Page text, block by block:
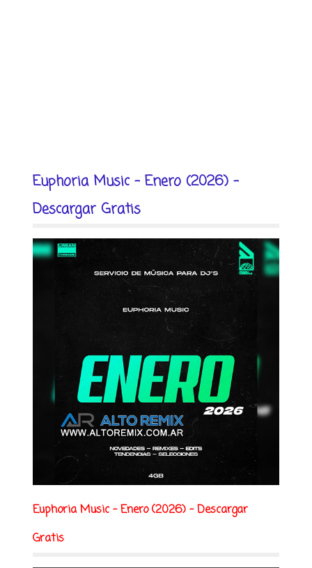
Euphoria Music - Enero (2026) -
Descargar Gratis
Euphoria Music - Enero (2026) - Descargar
Gratis